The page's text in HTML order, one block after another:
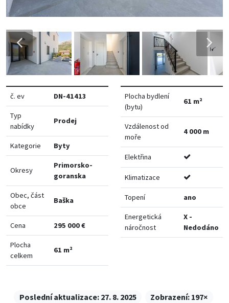
č. ev DN-41413
Typ
nabídky
Prodej
Kategorie Byty
Okresy
Primorsko-
goranska
Obec, část
obce
Baška
Cena 295 000 €
Plocha
celkem
61 m²
Plocha bydlení
(bytu)
61 m²
Vzdálenost od
moře
4 000 m
Elektřina
Klimatizace
Topení ano
Energetická
náročnost
X -
Nedodáno
Poslední aktualizace: 27. 8. 2025 Zobrazení: 197×